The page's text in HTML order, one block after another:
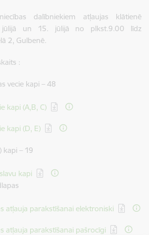
dalībniekiem atļaujas klātienē
jūlijā un 15. jūlijā no plkst.9.00 līdz
2, Gulbenē.
:
vecie kapi – 48
kapi (A,B, C)
kapi (D, E)
kapi – 19
kapi
atļauja parakstīšanai elektroniski
atļauja parakstīšanai pašrocīgi